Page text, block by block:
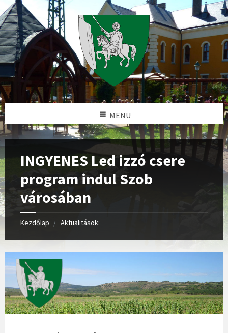
MENU
INGYENES Led izzó csere
program indul Szob
városában
Kezdőlap Aktualitások: